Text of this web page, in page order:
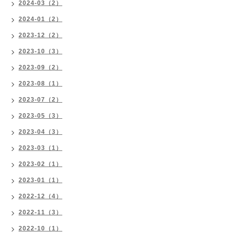
2024-03（2）
2024-01（2）
2023-12（2）
2023-10（3）
2023-09（2）
2023-08（1）
2023-07（2）
2023-05（3）
2023-04（3）
2023-03（1）
2023-02（1）
2023-01（1）
2022-12（4）
2022-11（3）
2022-10（1）